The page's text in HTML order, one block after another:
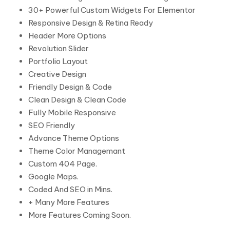
30+ Powerful Custom Widgets For Elementor
Responsive Design & Retina Ready
Header More Options
Revolution Slider
Portfolio Layout
Creative Design
Friendly Design & Code
Clean Design & Clean Code
Fully Mobile Responsive
SEO Friendly
Advance Theme Options
Theme Color Managemant
Custom 404 Page.
Google Maps.
Coded And SEO in Mins.
+ Many More Features
More Features Coming Soon.